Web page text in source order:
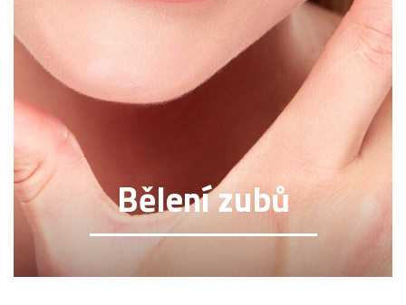
Bělení zubů